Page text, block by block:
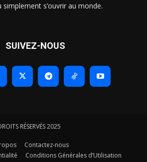
s’ouvrir au monde.
SUIVEZ-NOUS
RÉSERVÉS 2025
Contactez-nous
Conditions Générales d’Utilisation